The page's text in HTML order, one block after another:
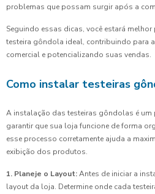
problemas que possam surgir após a
Seguindo essas dicas, você estará
testeira gôndola ideal, contribuindo para
comercial e potencializando suas vendas.
Como instalar testeiras
A instalação das testeiras gôndolas é
garantir que sua loja funcione de forma
esse processo corretamente ajuda a
exibição dos produtos.
1. Planeje o Layout:Antes de iniciar a
layout da loja. Determine onde cada